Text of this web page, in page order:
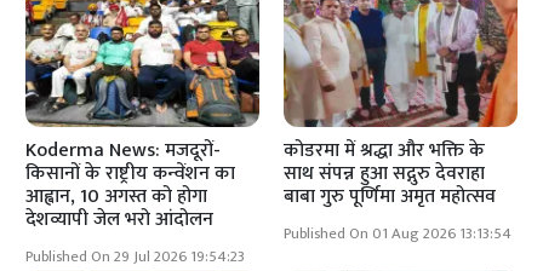
Koderma News: मजदूरों-
किसानों के राष्ट्रीय कन्वेंशन का
आह्वान, 10 अगस्त को होगा
देशव्यापी जेल भरो आंदोलन
Published On 29 Jul 2026 19:54:23
कोडरमा में श्रद्धा और भक्ति के
साथ संपन्न हुआ सद्गुरु देवराहा
बाबा गुरु पूर्णिमा अमृत महोत्सव
Published On 01 Aug 2026 13:13:54